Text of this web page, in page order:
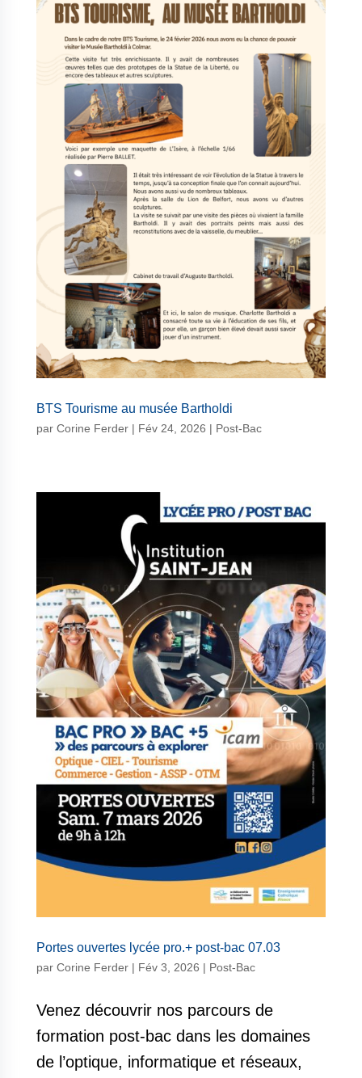
BTS Tourisme au musée Bartholdi
par Corine Ferder| Fév 24, 2026 | Post-Bac
Portes ouvertes lycée pro.+ post-bac 07.03
par Corine Ferder| Fév 3, 2026 | Post-Bac
Venez découvrir nos parcours de
formation post-bac dans les domaines
de l’optique, informatique et réseaux,